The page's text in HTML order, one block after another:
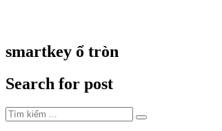
smartkey ổ tròn
Search for post